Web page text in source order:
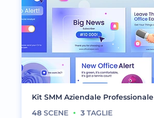
Kit SMM Aziendale Professionale
48 SCENE 3 TAGLIE